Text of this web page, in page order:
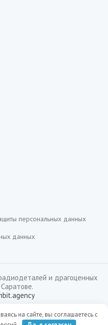
персональных данных
данных
и драгоценных
0
на сайте, вы соглашаетесь с